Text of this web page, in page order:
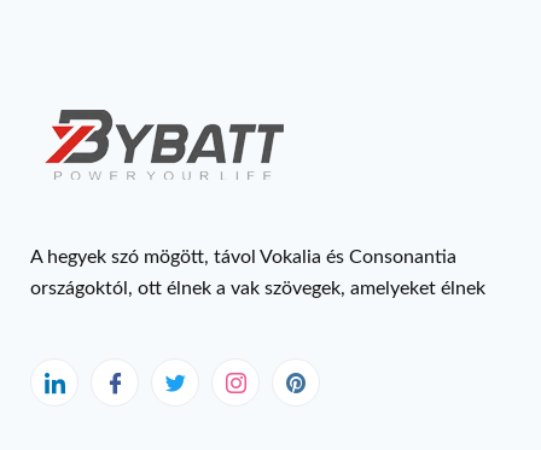
A hegyek szó mögött, távol Vokalia és Consonantia
országoktól, ott élnek a vak szövegek, amelyeket élnek